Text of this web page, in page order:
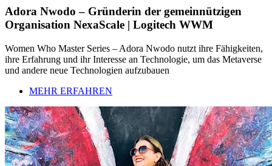
Adora Nwodo – Gründerin der gemeinnützigen
Organisation NexaScale | Logitech WWM
Women Who Master Series – Adora Nwodo nutzt ihre Fähigkeiten,
ihre Erfahrung und ihr Interesse an Technologie, um das Metaverse
und andere neue Technologien aufzubauen
MEHR ERFAHREN